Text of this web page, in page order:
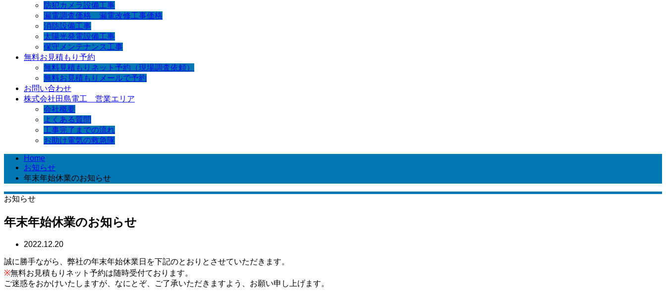
防犯カメラ設備工事
漏電調査価格 漏電改修工事価格
消防設備工事
太陽光発電設備工事
保守メンテナンス工事
無料お見積もり予約
無料見積もりネット予約（現場調査依頼）
無料お見積もりメールで予約
お問い合わせ
株式会社田島電工 営業エリア
会社概要
よくある質問
工事完了までの流れ
お助け電気の救急隊
Home
お知らせ
年末年始休業のお知らせ
お知らせ
年末年始休業のお知らせ
2022.12.20
誠に勝手ながら、弊社の年末年始休業日を下記のとおりとさせていただきます。
※無料お見積もりネット予約は随時受付ております。
ご迷惑をおかけいたしますが、なにとぞ、ご了承いただきますよう、お願い申し上げます。